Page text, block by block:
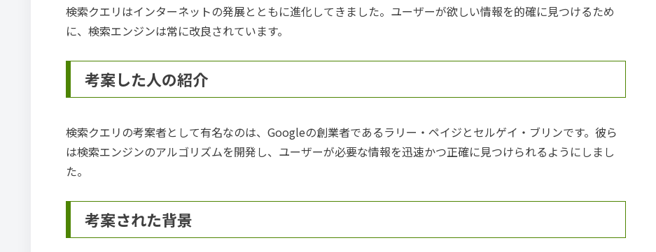
検索クエリはインターネットの発展とともに進化してきました。ユーザーが欲しい情報を的確に見つけるため
に、検索エンジンは常に改良されています。
考案した人の紹介
検索クエリの考案者として有名なのは、Googleの創業者であるラリー・ペイジとセルゲイ・ブリンです。彼ら
は検索エンジンのアルゴリズムを開発し、ユーザーが必要な情報を迅速かつ正確に見つけられるようにしまし
た。
考案された背景